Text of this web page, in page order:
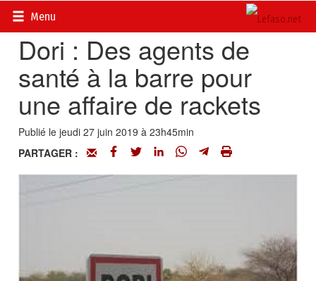
Menu
Accueil>
Dori : Des agents de
santé à la barre pour
une affaire de rackets
Publié le jeudi 27 juin 2019 à 23h45min
PARTAGER :